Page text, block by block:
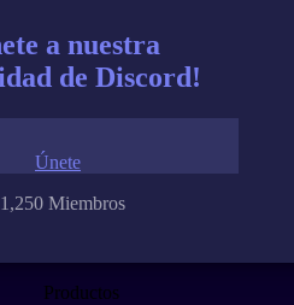
a nuestra
de Discord!
Miembros
Únete
Productos